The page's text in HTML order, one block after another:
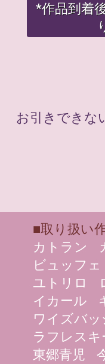
*作品到着
お引きできな
■取り扱い
カトラン
ビュッフェ
ユトリロ
イカール
ワイズバッ
ラフレスキ
東郷青児